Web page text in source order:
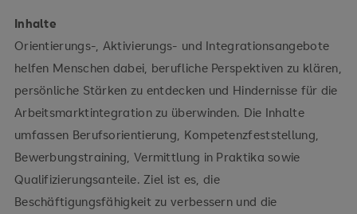
Inhalte
Orientierungs-, Aktivierungs- und Integrationsangebote
helfen Menschen dabei, berufliche Perspektiven zu klären,
persönliche Stärken zu entdecken und Hindernisse für die
Arbeitsmarktintegration zu überwinden. Die Inhalte
umfassen Berufsorientierung, Kompetenzfeststellung,
Bewerbungstraining, Vermittlung in Praktika sowie
Qualifizierungsanteile. Ziel ist es, die
Beschäftigungsfähigkeit zu verbessern und die